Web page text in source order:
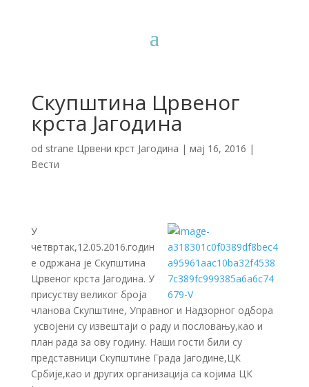
Скупштина Црвеног
крста Јагодина
od strane Црвени крст Јагодина | мај 16, 2016 |
Вести
У
четвртак,12.05.2016.годин
е одржана је Скупштина
Црвеног крста Јагодина. У
присуству великог броја
чланова Скупштине, Управног и Надзорног одбора
усвојени су извештаји о раду и пословању,као и
план рада за ову годину. Наши гости били су
представници Скупштине Града Јагодине,ЦК
Србије,као и других организација са којима ЦК